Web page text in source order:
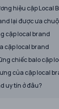
hiệu cặp Local
lại được ưa
cặp local brand
cặp local brand
chiếc balo cặp
của cặp local
uy tín ở đâu?